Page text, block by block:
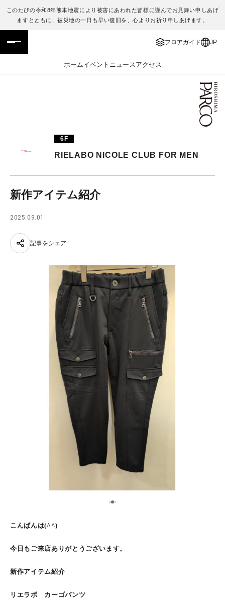
このたびの令和8年熊本地震により被害にあわれた皆様に謹んでお見舞い申しあげ
ますとともに、被災地の一日も早い復旧を、心よりお祈り申しあげます。
フロアガイド JP
ホームイベント ニュース アクセス
フロアガイド
施設案内・アクセス
TAX FREE
ENGLISH
繁体字
日本語
6F
RIELABO NICOLE CLUB FOR MEN
新作アイテム紹介
2025.09.01
記事をシェア
12
こんばんは(^^)
今日もご来店ありがとうございます。
新作アイテム紹介
リエラボ カーゴパンツ